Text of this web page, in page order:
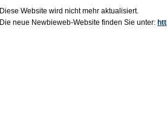
Diese Website wird nicht mehr aktualisiert.
Die neue Newbieweb-Website finden Sie unter: